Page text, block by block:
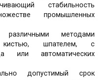
стабильность
промышленных
различными методами
кистью, шпателем, с
или автоматических
допустимый срок